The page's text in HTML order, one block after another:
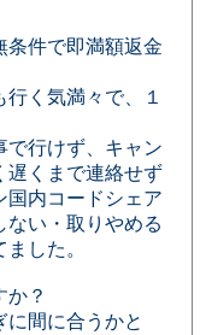
条件で即満額返金
く気満々で、１
で行けず、キャン
遅くまで連絡せず
国内コードシェア
ない・取りやめる
した。
か？
に間に合うかと